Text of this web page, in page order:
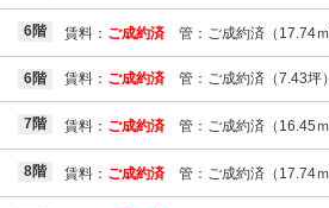
6階 賃料： ご成約済 管：ご成約済（17.74ｍ
6階 賃料： ご成約済 管：ご成約済（7.43坪）
7階 賃料： ご成約済 管：ご成約済（16.45ｍ
8階 賃料： ご成約済 管：ご成約済（17.74ｍ